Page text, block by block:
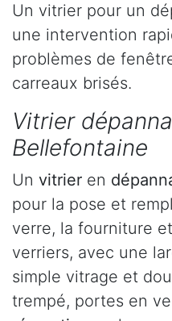
Un vitrier pour un
une intervention
problèmes de
carreaux brisés.
Vitrier
Bellefontaine
Un vitrier en
pour la pose et
verre, la fourniture
verriers, avec une
simple vitrage et
trempé, portes en